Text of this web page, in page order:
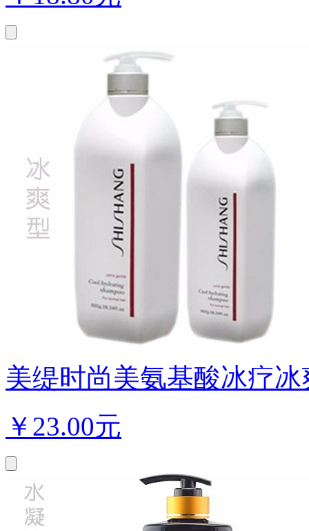
美缇时尚美氨基酸冰疗
￥ 23.00元